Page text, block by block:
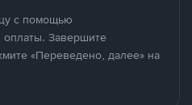
с помощью
Завершите
«Переведено, далее» на